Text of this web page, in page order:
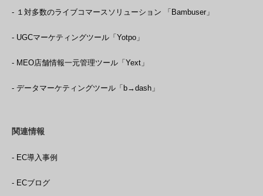
- １対多数のライブコマースソリューション 「Bambuser」
- UGCマーケティングツール「Yotpo」
- MEO店舗情報一元管理ツール「Yext」
- データマーケティングツール「b→dash」
関連情報
- EC導入事例
- ECブログ